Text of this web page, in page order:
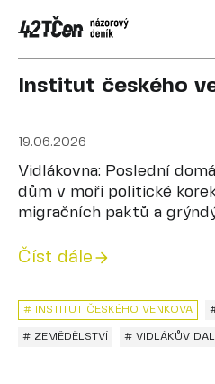
Institut českého
19.06.2026
Vidlákovna: Poslední
dům v moři politické
migračních paktů a
Číst dále
# ZEMĚDĚLSTVÍ # VIDLÁKŮV
# INSTITUT ČESKÉHO VENKOVA